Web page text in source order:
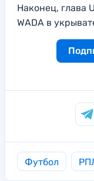
Наконец, глава
WADA в
Футбол